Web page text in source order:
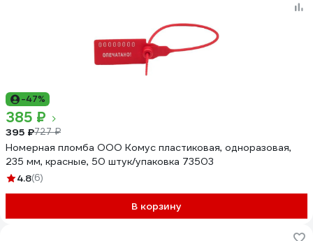
-47%
385 ₽
395 ₽727 ₽
Номерная пломба ООО Комус пластиковая, одноразовая,
235 мм, красные, 50 штук/упаковка 73503
4.8(6)
В корзину